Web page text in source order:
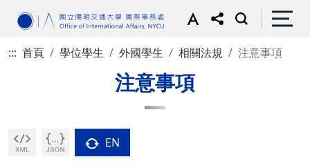
::: 首頁 學位學生 外國學生 相關法規 注意事項
注意事項
EN